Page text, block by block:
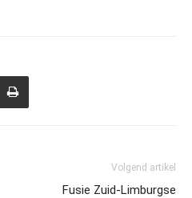
Volgend artikel
Fusie Zuid-Limburgse